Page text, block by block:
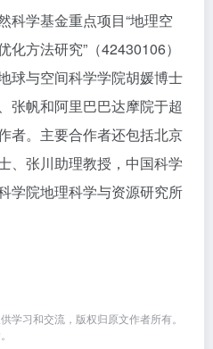
科学基金重点项目“地理空
方法研究”（42430106）
球与空间科学学院胡媛博士
张帆和阿里巴巴达摩院于超
者。主要合作者还包括北京
、张川助理教授，中国科学
学院地理科学与资源研究所
学习和交流，版权归原文作者所有。